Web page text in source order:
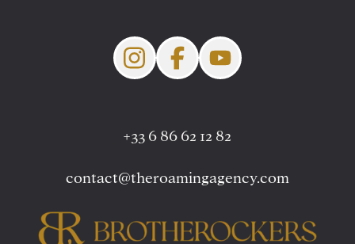
+33 6 86 62 12 82
contact@theroamingagency.com